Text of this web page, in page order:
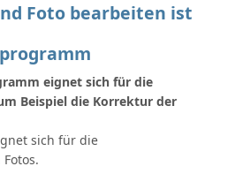
Foto bearbeiten ist
eignet sich für die
Beispiel die Korrektur der
sich für die